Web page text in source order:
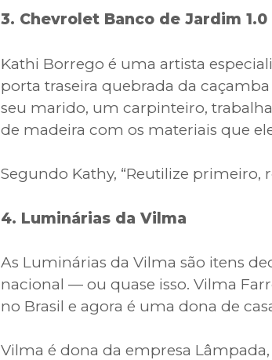
3. Chevrolet Banco de Jardim 1.0
Kathi Borrego é uma artista
porta traseira quebrada da
seu marido, um carpinteiro,
de madeira com os materiais que
Segundo Kathy, “Reutilize primeiro,
4. Luminárias da Vilma
As Luminárias da Vilma são itens
nacional — ou quase isso. Vilma
no Brasil e agora é uma dona de
Vilma é dona da empresa